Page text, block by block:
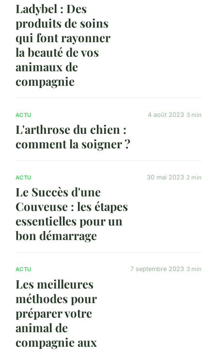
Ladybel : Des
produits de soins
qui font rayonner
la beauté de vos
animaux de
compagnie
ACTU
L'arthrose du chien :
comment la soigner ?
4 août 2023 3 min
ACTU
Le Succès d'une
Couveuse : les étapes
essentielles pour un
bon démarrage
30 mai 2023 2 min
ACTU
Les meilleures
méthodes pour
préparer votre
animal de
compagnie aux
7 septembre 2023 3 min